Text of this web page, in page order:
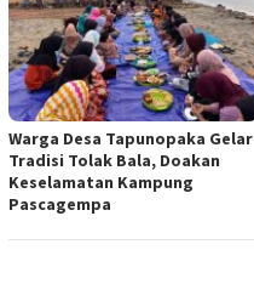
Warga Desa Tapunopaka Gelar
Tradisi Tolak Bala, Doakan
Keselamatan Kampung
Pascagempa